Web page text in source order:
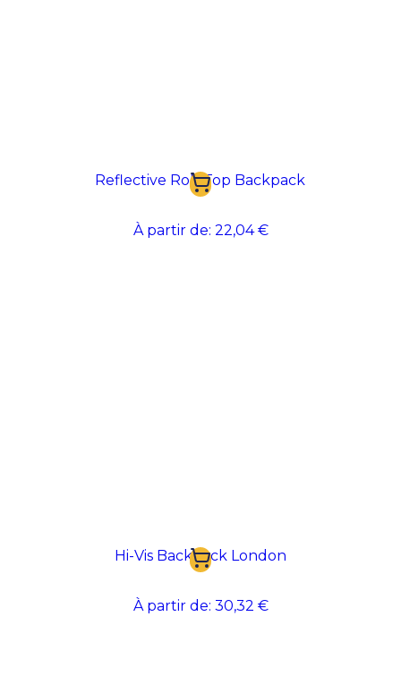
Reflective Roll-Top Backpack
À partir de: 22,04 €
Hi-Vis Backpack London
À partir de: 30,32 €